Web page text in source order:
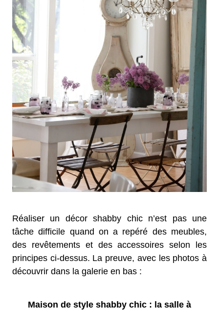
Réaliser un décor shabby chic n’est pas une
tâche difficile quand on a repéré des meubles,
des revêtements et des accessoires selon les
principes ci-dessus. La preuve, avec les photos à
découvrir dans la galerie en bas :
Maison de style shabby chic : la salle à